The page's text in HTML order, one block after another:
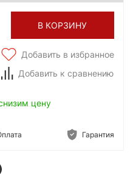
В КОРЗИНУ
Добавить в избранное
Добавить к сравнению
цену
Гарантия